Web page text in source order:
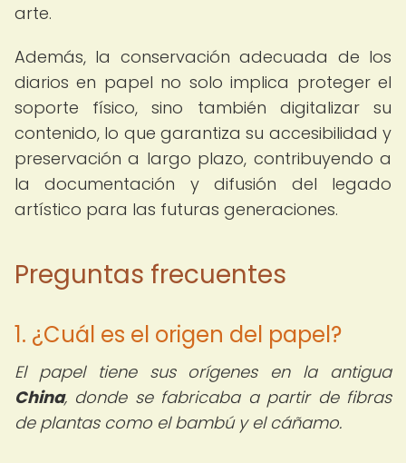
arte.
Además, la conservación adecuada de los
diarios en papel no solo implica proteger el
soporte físico, sino también digitalizar su
contenido, lo que garantiza su accesibilidad y
preservación a largo plazo, contribuyendo a
la documentación y difusión del legado
artístico para las futuras generaciones.
Preguntas frecuentes
1. ¿Cuál es el origen del papel?
El papel tiene sus orígenes en la antigua
China, donde se fabricaba a partir de fibras
de plantas como el bambú y el cáñamo.